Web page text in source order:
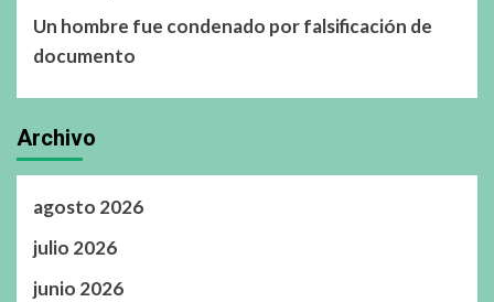
Un hombre fue condenado por falsificación de
documento
Archivo
agosto 2026
julio 2026
junio 2026